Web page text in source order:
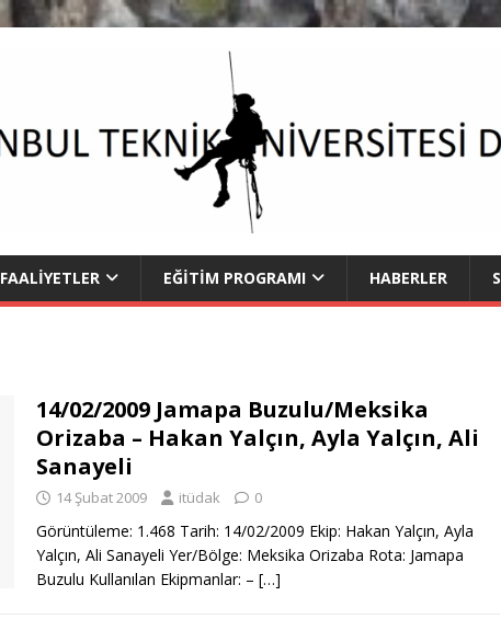
FAALIYETLER EĞITIM PROGRAMI HABERLER
14/02/2009 Jamapa Buzulu/Meksika
Orizaba – Hakan Yalçın, Ayla Yalçın, Ali
Sanayeli
14 Şubat 2009 itüdak 0
Görüntüleme: 1.468 Tarih: 14/02/2009 Ekip: Hakan Yalçın, Ayla
Yalçın, Ali Sanayeli Yer/Bölge: Meksika Orizaba Rota: Jamapa
Buzulu Kullanılan Ekipmanlar: – […]